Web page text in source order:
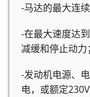
-马达的最大连
-在最大速度达
减缓和停止动力；
-发动机电源、
电，或额定